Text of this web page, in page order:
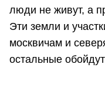
люди не живут, а
Эти земли и
москвичам и
остальные